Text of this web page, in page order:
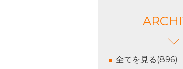
全てを見る(896)